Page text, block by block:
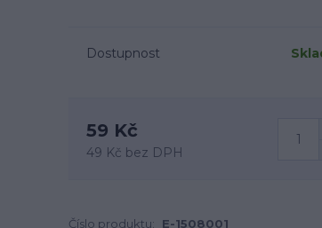
Dostupnost
59 Kč
49 Kč bez DPH
Číslo produktu: E-1508001